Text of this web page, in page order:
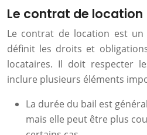
Le contrat de location
Le contrat de location est
définit les droits et
locataires. Il doit respecter
inclure plusieurs éléments
La durée du bail est
mais elle peut être plus